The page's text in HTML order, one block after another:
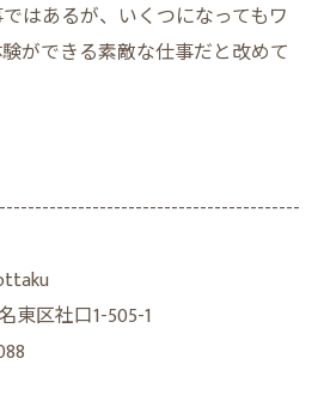
はあるが、いくつになってもワ
ができる素敵な仕事だと改めて
東区社口1-505-1